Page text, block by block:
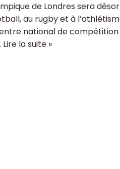
de Londres sera
au rugby et à
national de compétition
Lire la suite »